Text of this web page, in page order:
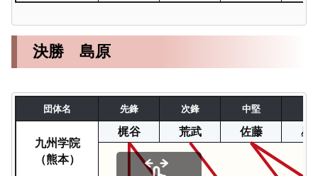
決勝 島原
団体名 先鋒 次鋒 中堅
九州学院
（熊本）
梶谷 荒武 佐藤 星